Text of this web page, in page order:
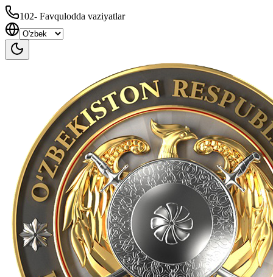
102- Favqulodda vaziyatlar